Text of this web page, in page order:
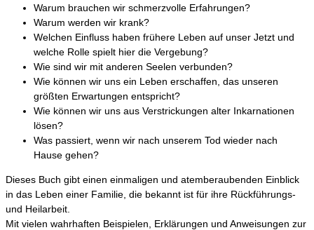
Warum brauchen wir schmerzvolle Erfahrungen?
Warum werden wir krank?
Welchen Einfluss haben frühere Leben auf unser Jetzt und
welche Rolle spielt hier die Vergebung?
Wie sind wir mit anderen Seelen verbunden?
Wie können wir uns ein Leben erschaffen, das unseren
größten Erwartungen entspricht?
Wie können wir uns aus Verstrickungen alter Inkarnationen
lösen?
Was passiert, wenn wir nach unserem Tod wieder nach
Hause gehen?
Dieses Buch gibt einen einmaligen und atemberaubenden Einblick
in das Leben einer Familie, die bekannt ist für ihre Rückführungs-
und Heilarbeit.
Mit vielen wahrhaften Beispielen, Erklärungen und Anweisungen zur